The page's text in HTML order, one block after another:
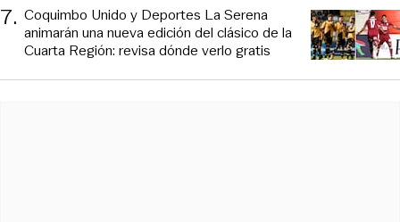
7. Coquimbo Unido y Deportes La Serena
animarán una nueva edición del clásico de la
Cuarta Región: revisa dónde verlo gratis